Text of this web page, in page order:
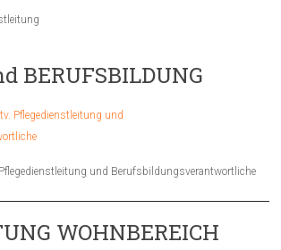
BERUFSBILDUNG
und Berufsbildungsverantwortliche
WOHNBEREICH